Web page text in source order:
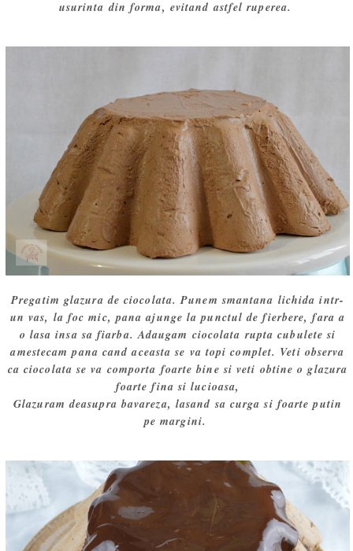
usurinta din forma, evitand astfel ruperea.
Pregatim glazura de ciocolata. Punem smantana lichida intr-
un vas, la foc mic, pana ajunge la punctul de fierbere, fara a
o lasa insa sa fiarba. Adaugam ciocolata rupta cubulete si
amestecam pana cand aceasta se va topi complet. Veti observa
ca ciocolata se va comporta foarte bine si veti obtine o glazura
foarte fina si lucioasa,
Glazuram deasupra bavareza, lasand sa curga si foarte putin
pe margini.